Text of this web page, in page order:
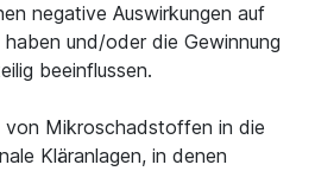
negative Auswirkungen auf
und/oder die Gewinnung
beeinflussen.
von Mikroschadstoffen in die
Kläranlagen, in denen